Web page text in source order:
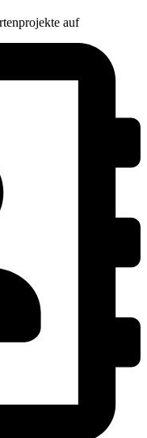
auf